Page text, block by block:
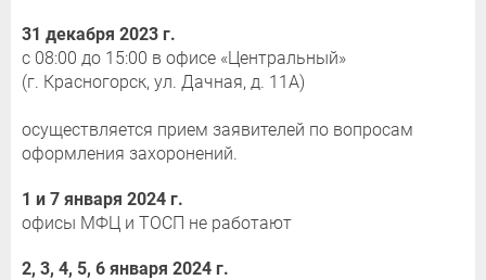
31 декабря 2023 г.
с 08:00 до 15:00 в офисе «Центральный»
(г. Красногорск, ул. Дачная, д. 11А)
осуществляется прием заявителей по вопросам
оформления захоронений.
1 и 7 января 2024 г.
офисы МФЦ и ТОСП не работают
2, 3, 4, 5, 6 января 2024 г.